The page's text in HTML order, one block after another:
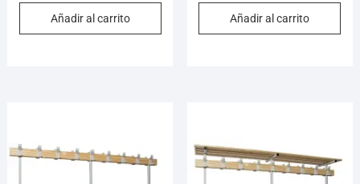
Añadir al carrito Añadir al carrito